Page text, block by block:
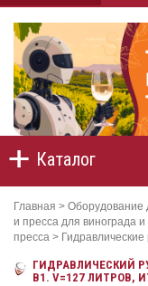
Каталог
Главная > Оборудование
и пресса для винограда
пресса >
ГИДРАВЛИЧЕСКИЙ
B1. V=127 ЛИТРОВ,